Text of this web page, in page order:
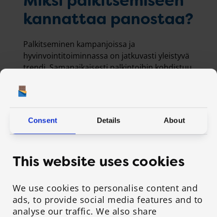
Consent Details About
This website uses cookies
We use cookies to personalise content and
ads, to provide social media features and to
analyse our traffic. We also share
kannattaa panostaa?
Palkitseminen kampanjoissa ja
hyvinvointitoiminnassa on jatkuvasti yleistyvä
trendi. Samanaikaisesti palkintoihin kohdistuu
hyvinvointitavoitteiden tukemisen suhteen.
merkittävää lisäarvoa hyvinvointitoimintaan ja
-kampanjoihin, lisäten houkuttelevuutta ja
parantaa kampanjan tuloksia ja
säännöllisesti vinkkejä, parhaita käytänteitä
sekä ratkaisuja palkitsemiseen liittyen.
Kokosimme jo aikaisemmin parhaita